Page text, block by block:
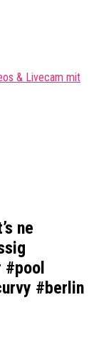
& Livecam mit
ne
#berlin